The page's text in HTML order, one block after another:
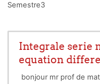
Semestre3
Integrale serie
equation
bonjour mr prof de